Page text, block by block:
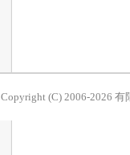
Copyright (C) 2006-2026